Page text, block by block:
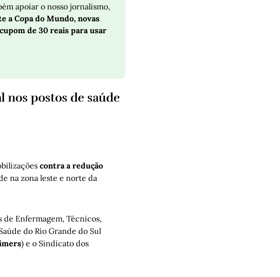
a Copa do Mundo, novas
de 30 reais para usar
nos postos de saúde
contra a redução
na zona leste e norte da
Enfermagem, Técnicos,
do Rio Grande do Sul
) e o Sindicato dos